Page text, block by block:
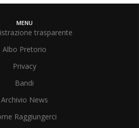
MENU
trasparente
Albo Pretorio
Privacy
Bandi
Archivio News
Raggiungerci